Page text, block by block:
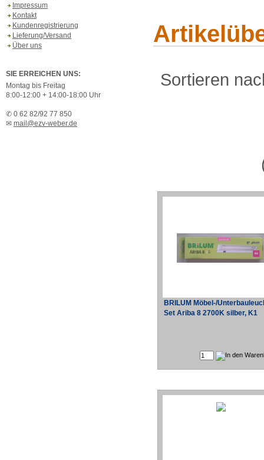
Impressum
Kontakt
Kundenregistrierung
Lieferung/Versand
Über uns
SIE ERREICHEN UNS:
Montag bis Freitag
8:00-12:00 + 14:00-18:00 Uhr
✆ 0 62 82/92 77 850
✉ mail@ezv-weber.de
Sortieren
BRILUM Möbel-/
Set Ariba 8 2700K silber, K1